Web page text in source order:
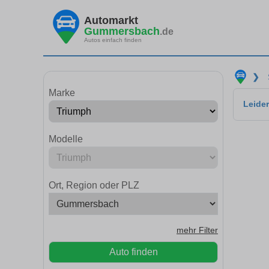
Automarkt
Gummersbach.de
Autos einfach finden
Marke
Modelle
Ort, Region oder PLZ
mehr Filter
Auto finden
❯